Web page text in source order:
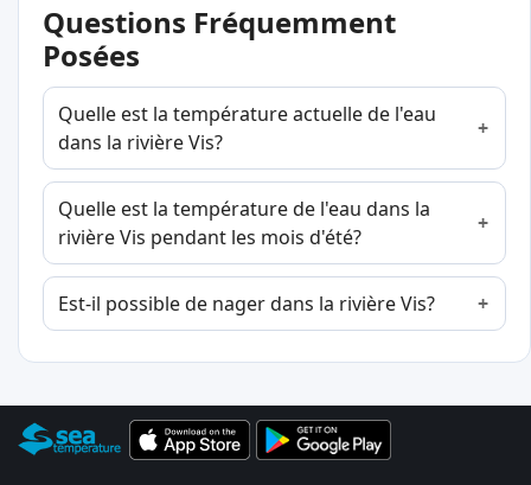
Questions Fréquemment
Posées
Quelle est la température actuelle de l'eau
dans la rivière Vis?
Quelle est la température de l'eau dans la
rivière Vis pendant les mois d'été?
Est-il possible de nager dans la rivière Vis?